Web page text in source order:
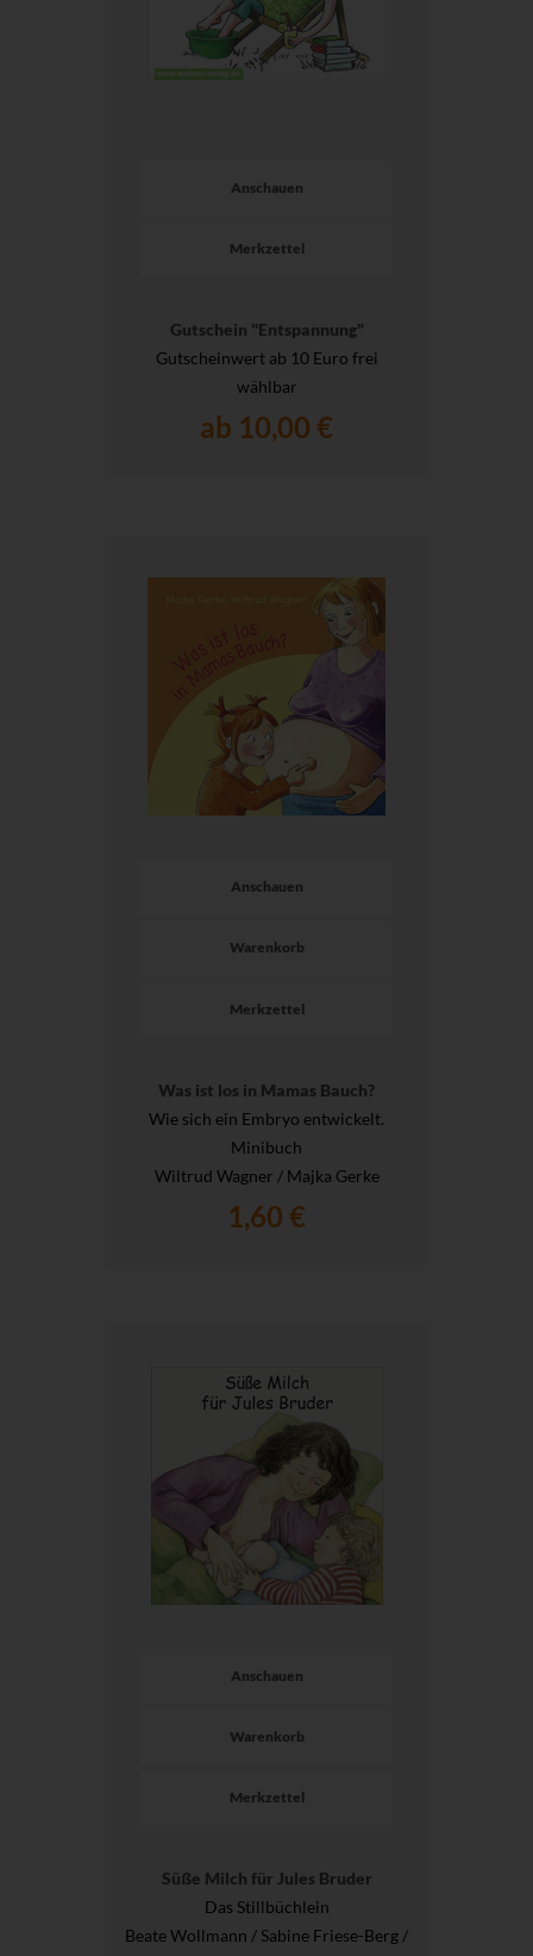
Anschauen
Merkzettel
Gutschein "Entspannung"
Gutscheinwert ab 10 Euro frei
wählbar
ab 10,00 €
Anschauen
Warenkorb
Merkzettel
Was ist los in Mamas Bauch?
Wie sich ein Embryo entwickelt.
Minibuch
Wiltrud Wagner / Majka Gerke
1,60 €
Anschauen
Warenkorb
Merkzettel
Süße Milch für Jules Bruder
Das Stillbüchlein
Beate Wollmann / Sabine Friese-Berg /